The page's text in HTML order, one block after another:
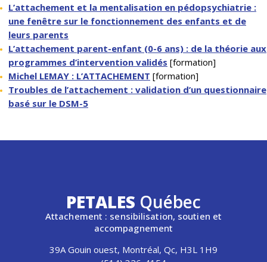
L’attachement et la mentalisation en pédopsychiatrie :
une fenêtre sur le fonctionnement des enfants et de
leurs parents
L’attachement parent-enfant (0-6 ans) : de la théorie aux
programmes d’intervention validés [formation]
Michel LEMAY : L’ATTACHEMENT [formation]
Troubles de l’attachement : validation d’un questionnaire
basé sur le DSM-5
PETALES Québec
Attachement : sensibilisation, soutien et
accompagnement
39A Gouin ouest, Montréal, Qc, H3L 1H9